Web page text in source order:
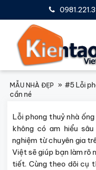
MẪU NHÀ ĐẸP
#5 Lỗi
cần né
Lỗi phong thuỷ nhà
không có am hiểu
nghiệm từ chuyên gia
Việt sẽ giúp bạn làm rõ
tiết. Cùng theo dõi cụ